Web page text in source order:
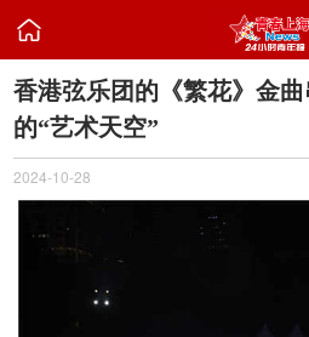

香港弦乐团的《繁花》金
的“艺术天空”
2024-10-28